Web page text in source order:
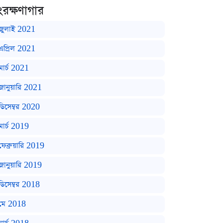
2021
2021
2021
2021
2020
2019
2019
2019
2018
2018